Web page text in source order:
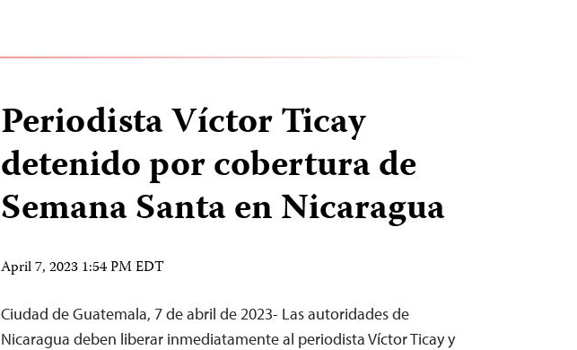
Periodista Víctor Ticay
detenido por cobertura de
Semana Santa en Nicaragua
April 7, 2023 1:54 PM EDT
Ciudad de Guatemala, 7 de abril de 2023- Las autoridades de
Nicaragua deben liberar inmediatamente al periodista Víctor Ticay y